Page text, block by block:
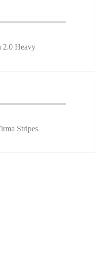
2.0 Heavy
Stripes